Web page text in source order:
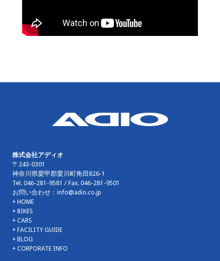
株式会社アディオ
〒243-0301
神奈川県愛甲郡愛川町角田826-1
Tel.046-281-9581 / Fax.046-281-9501
お問い合わせ：info@adio.co.jp
+ HOME
+ BIKES
+ CARS
+ FACILITY GUIDE
+ BLOG
+ CORPORATE INFO